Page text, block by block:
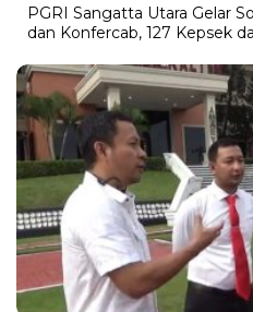
PGRI Sangatta Utara Gelar
dan Konfercab, 127 Kepsek